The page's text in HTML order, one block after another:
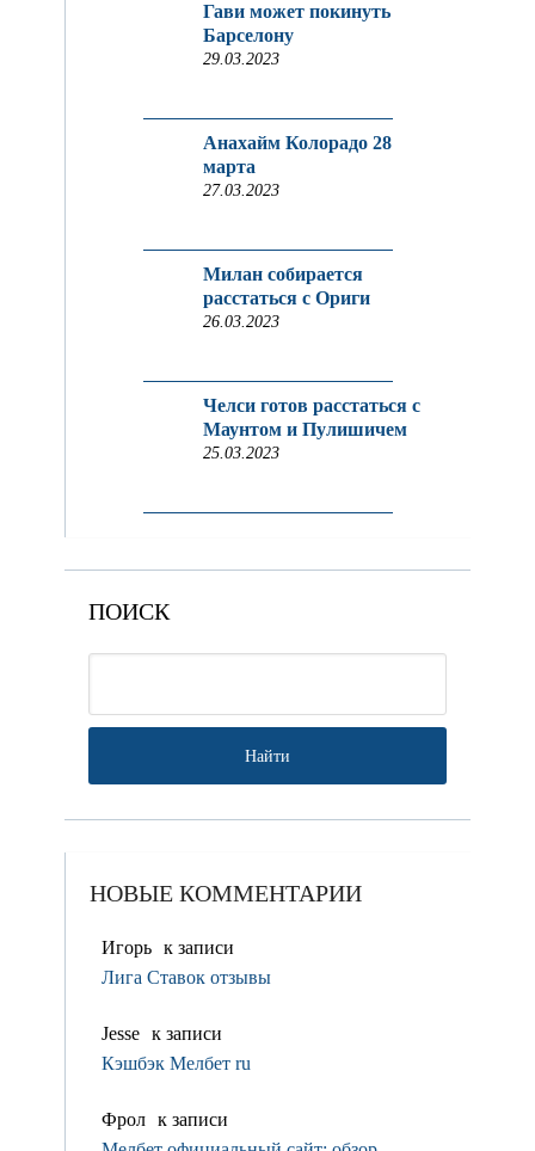
Гави может покинуть
Барселону
29.03.2023
Анахайм Колорадо 28
марта
27.03.2023
Милан собирается
расстаться с Ориги
26.03.2023
Челси готов расстаться с
Маунтом и Пулишичем
25.03.2023
ПОИСК
НОВЫЕ КОММЕНТАРИИ
Игорь к записи
Лига Ставок отзывы
Jesse к записи
Кэшбэк Мелбет ru
Фрол к записи